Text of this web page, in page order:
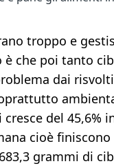
troppo e
è che poi tanto
dai
del 45,6%
cioè
grammi di